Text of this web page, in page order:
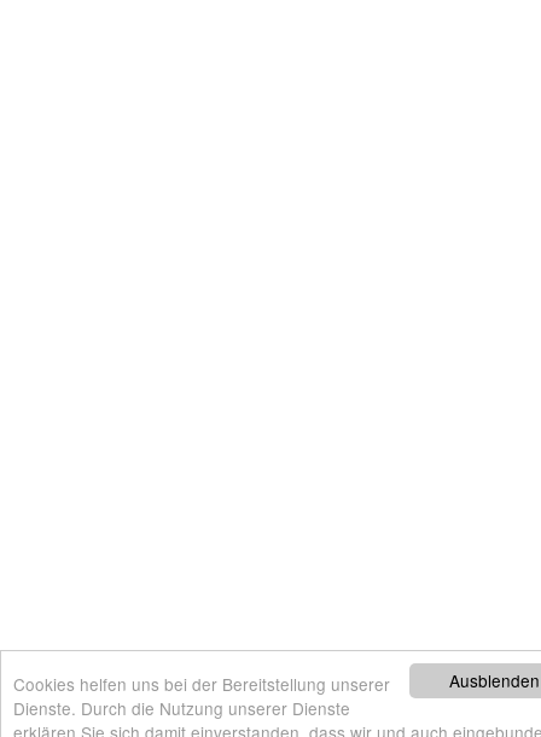
Ausblenden
Cookies helfen uns bei der Bereitstellung unserer
Dienste. Durch die Nutzung unserer Dienste
erklären Sie sich damit einverstanden, dass wir und auch